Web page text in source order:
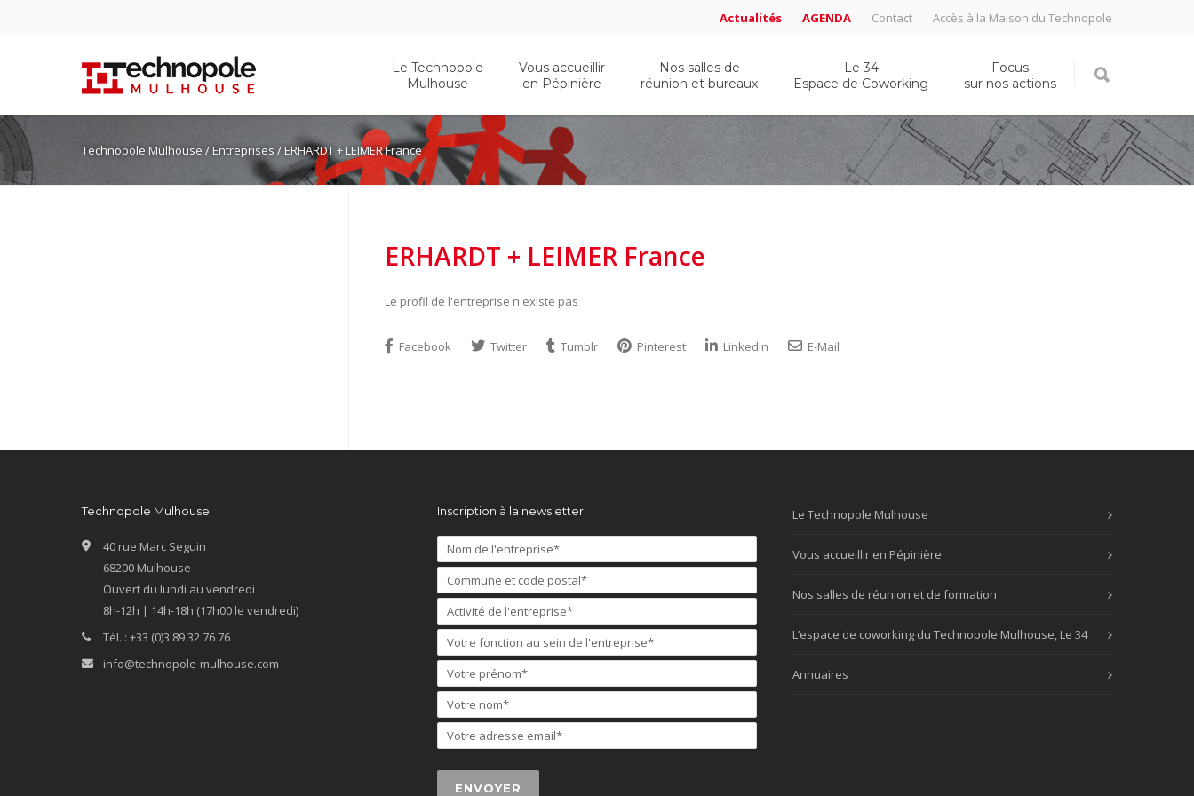
Actualités AGENDA Contact Accès à la Maison du Technopole
Le Technopole
Mulhouse
Vous accueillir
en Pépinière
Nos salles de
réunion et bureaux
Le 34
Espace de Coworking
Focus
sur nos actions
Technopole Mulhouse / Entreprises / ERHARDT + LEIMER France
ERHARDT + LEIMER France
Le profil de l'entreprise n'existe pas
Facebook Twitter Tumblr Pinterest LinkedIn E-Mail
Technopole Mulhouse
40 rue Marc Seguin
68200 Mulhouse
Ouvert du lundi au vendredi
8h-12h | 14h-18h (17h00 le vendredi)
Tél. : +33 (0)3 89 32 76 76
info@technopole-mulhouse.com
Inscription à la newsletter Le Technopole Mulhouse
Vous accueillir en Pépinière
Nos salles de réunion et de formation
L’espace de coworking du Technopole Mulhouse, Le 34
Annuaires